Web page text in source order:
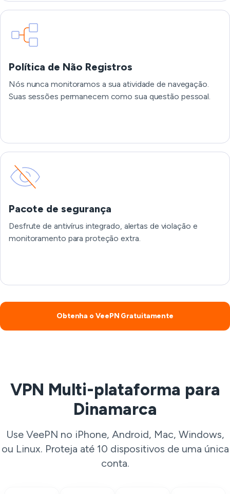
Política de Não Registros
Nós nunca monitoramos a sua atividade de navegação.
Suas sessões permanecem como sua questão pessoal.
Pacote de segurança
Desfrute de antivírus integrado, alertas de violação e
monitoramento para proteção extra.
Obtenha o VeePN Gratuitamente
VPN Multi-plataforma para
Dinamarca
Use VeePN no iPhone, Android, Mac, Windows,
ou Linux. Proteja até 10 dispositivos de uma única
conta.